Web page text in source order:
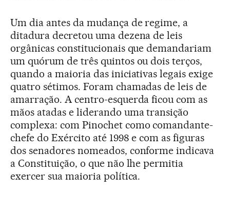
Um dia antes da mudança de regime, a
ditadura decretou uma dezena de leis
orgânicas constitucionais que demandariam
um quórum de três quintos ou dois terços,
quando a maioria das iniciativas legais exige
quatro sétimos. Foram chamadas de leis de
amarração. A centro-esquerda ficou com as
mãos atadas e liderando uma transição
complexa: com Pinochet como comandante-
chefe do Exército até 1998 e com as figuras
dos senadores nomeados, conforme indicava
a Constituição, o que não lhe permitia
exercer sua maioria política.